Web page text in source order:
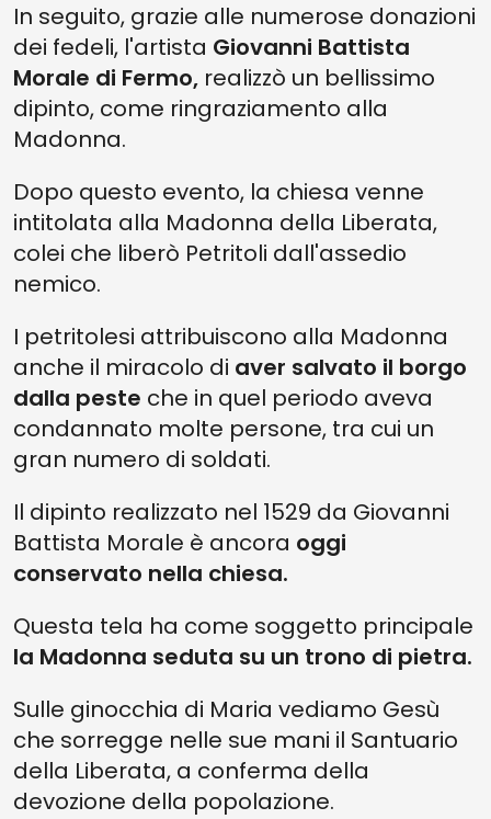
In seguito, grazie alle numerose donazioni
dei fedeli, l'artista Giovanni Battista
Morale di Fermo, realizzò un bellissimo
dipinto, come ringraziamento alla
Madonna.
Dopo questo evento, la chiesa venne
intitolata alla Madonna della Liberata,
colei che liberò Petritoli dall'assedio
nemico.
I petritolesi attribuiscono alla Madonna
anche il miracolo di aver salvato il borgo
dalla peste che in quel periodo aveva
condannato molte persone, tra cui un
gran numero di soldati.
Il dipinto realizzato nel 1529 da Giovanni
Battista Morale è ancora oggi
conservato nella chiesa.
Questa tela ha come soggetto principale
la Madonna seduta su un trono di pietra.
Sulle ginocchia di Maria vediamo Gesù
che sorregge nelle sue mani il Santuario
della Liberata, a conferma della
devozione della popolazione.